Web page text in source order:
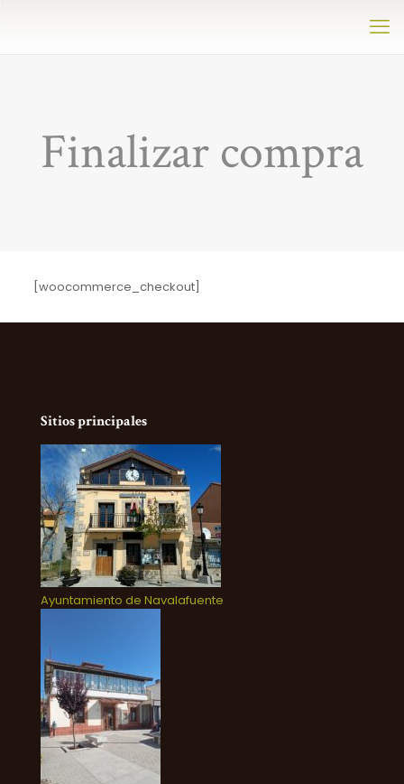
Finalizar compra
[woocommerce_checkout]
Sitios principales
Ayuntamiento de Navalafuente